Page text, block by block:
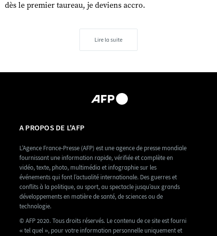
dès le premier taureau, je deviens accro.
Lire la suite
A PROPOS DE L'AFP
L’Agence France-Presse (AFP) est une agence de presse mondiale
fournissant une information rapide, vérifiée et complète en
vidéo, texte, photo, multimédia et infographie sur les
événements qui font l’actualité internationale. Des guerres et
conflits à la politique, au sport, au spectacle jusqu’aux grands
développements en matière de santé, de sciences ou de
technologie.
© AFP 2020. Tous droits réservés. Le contenu de ce site est fourni
« tel quel », pour votre information personnelle uniquement et